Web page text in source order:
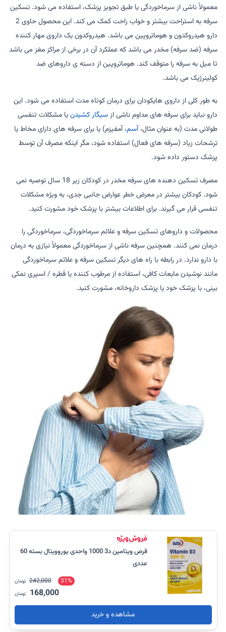
معمولاً ناشی از سرماخوردگی یا طبق تجویز پزشک، استفاده می شود. تسکین
سرفه به استراحت بیشتر و خواب راحت کمک می کند. این محصول حاوی 2
دارو هیدروکدون و هوماتروپین می باشد. هیدروکدون یک داروی مهار کننده
سرفه (ضد سرفه) مخدر می باشد که عملکرد آن در برخی از مراکز مغز می باشد
تا میل به سرفه را متوقف کند. هوماتروپین از دسته ی داروهای ضد
کولینرژیک می باشد.
به طور کلی از داروی هایکودان برای درمان کوتاه مدت استفاده می شود. این
دارو نباید برای سرفه های مداوم ناشی ازسیگار کشیدنیا مشکلات تنفسی
طولانی مدت (به عنوان مثال،آسم، آمفیزم) یا برای سرفه های دارای مخاط یا
ترشحات زیاد (سرفه های فعال) استفاده شود، مگر اینکه مصرف آن توسط
پزشک دستور داده شود.
مصرف تسکین دهنده های سرفه مخدر در کودکان زیر 18 سال توصیه نمی
شود. کودکان بیشتر در معرض خطر عوارض جانبی جدی، به ویژه مشکلات
تنفسی قرار می گیرند. برای اطلاعات بیشتر با پزشک خود مشورت کنید.
محصولات و داروهای تسکین سرفه و علائم سرماخوردگی، سرماخوردگی را
درمان نمی کنند. همچنین سرفه ناشی از سرماخوردگی معمولاً نیازی به درمان
با دارو ندارد. در رابطه با راه های دیگر تسکین سرفه و علائم سرماخوردگی
مانند نوشیدن مایعات کافی، استفاده از مرطوب کننده یا قطره / اسپری نمکی
بینی، با پزشک خود یا پزشک داروخانه، مشورت کنید.
قرص ویتامین د3 1000 واحدی یوروویتال بسته 60
عددی
31%
242,000 تومان
168,000 تومان
مشاهده و خرید